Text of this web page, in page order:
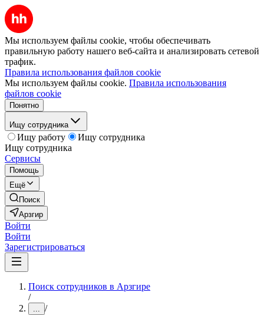
Мы используем файлы cookie, чтобы обеспечивать
правильную работу нашего веб-сайта и анализировать сетевой
трафик.
Правила использования файлов cookie
Мы используем файлы cookie. Правила использования
файлов cookie
Понятно
Ищу сотрудника
Ищу работу
Ищу сотрудника
Ищу сотрудника
Сервисы
Помощь
Ещё
Поиск
Арзгир
Войти
Войти
Зарегистрироваться
Поиск сотрудников в Арзгире
/
... /